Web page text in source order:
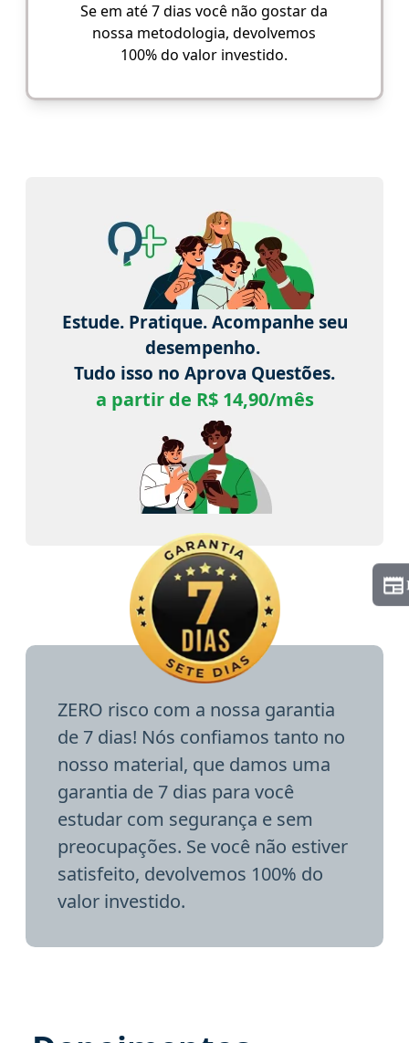
Se em até 7 dias você não gostar da
nossa metodologia, devolvemos
100% do valor investido.
Estude. Pratique. Acompanhe seu
desempenho.
Tudo isso no Aprova Questões.
a partir de R$ 14,90/mês
ZERO risco com a nossa garantia
de 7 dias! Nós confiamos tanto no
nosso material, que damos uma
garantia de 7 dias para você
estudar com segurança e sem
preocupações. Se você não estiver
satisfeito, devolvemos 100% do
valor investido.